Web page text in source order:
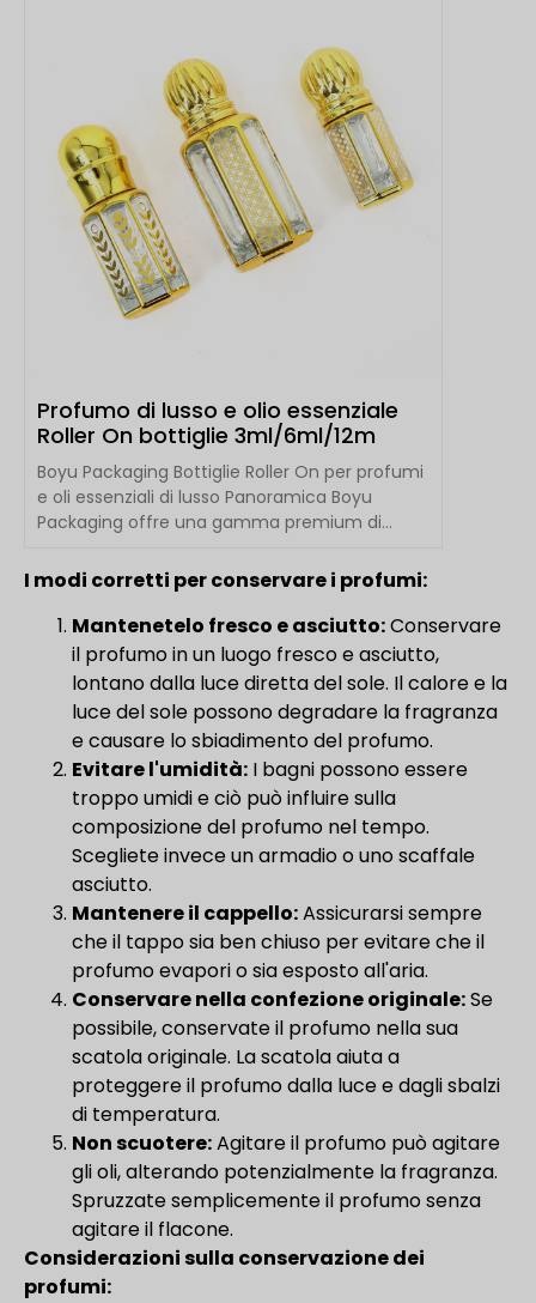
Profumo di lusso e olio essenziale
Roller On bottiglie 3ml/6ml/12m
Boyu Packaging Bottiglie Roller On per profumi
e oli essenziali di lusso Panoramica Boyu
Packaging offre una gamma premium di...
I modi corretti per conservare i profumi:
Mantenetelo fresco e asciutto:Conservare
il profumo in un luogo fresco e asciutto,
lontano dalla luce diretta del sole. Il calore e la
luce del sole possono degradare la fragranza
e causare lo sbiadimento del profumo.
Evitare l'umidità: I bagni possono essere
troppo umidi e ciò può influire sulla
composizione del profumo nel tempo.
Scegliete invece un armadio o uno scaffale
asciutto.
Mantenere il cappello:Assicurarsi sempre
che il tappo sia ben chiuso per evitare che il
profumo evapori o sia esposto all'aria.
Conservare nella confezione originale:Se
possibile, conservate il profumo nella sua
scatola originale. La scatola aiuta a
proteggere il profumo dalla luce e dagli sbalzi
di temperatura.
Non scuotere:Agitare il profumo può agitare
gli oli, alterando potenzialmente la fragranza.
Spruzzate semplicemente il profumo senza
agitare il flacone.
Considerazioni sulla conservazione dei
profumi: